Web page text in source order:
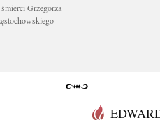
Grzegorza